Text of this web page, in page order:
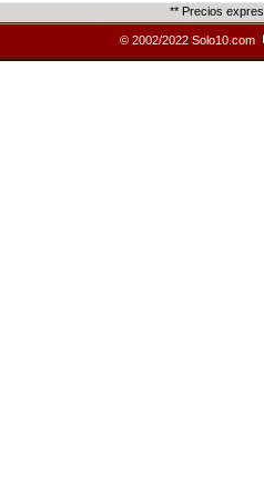
** Precios
© 2002/2022 Solo10.com